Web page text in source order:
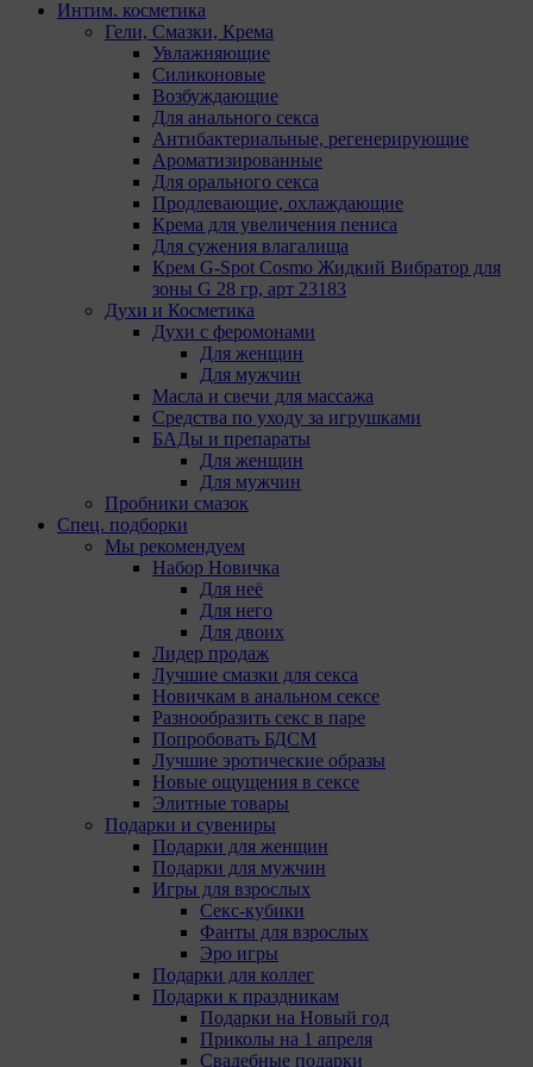
Интим. косметика
Гели, Смазки, Крема
Увлажняющие
Силиконовые
Возбуждающие
Для анального секса
Антибактериальные, регенерирующие
Ароматизированные
Для орального секса
Продлевающие, охлаждающие
Крема для увеличения пениса
Для сужения влагалища
Крем G-Spot Cosmo Жидкий Вибратор для
зоны G 28 гр, арт 23183
Духи и Косметика
Духи с феромонами
Для женщин
Для мужчин
Масла и свечи для массажа
Средства по уходу за игрушками
БАДы и препараты
Для женщин
Для мужчин
Пробники смазок
Спец. подборки
Мы рекомендуем
Набор Новичка
Для неё
Для него
Для двоих
Лидер продаж
Лучшие смазки для секса
Новичкам в анальном сексе
Разнообразить секс в паре
Попробовать БДСМ
Лучшие эротические образы
Новые ощущения в сексе
Элитные товары
Подарки и сувениры
Подарки для женщин
Подарки для мужчин
Игры для взрослых
Секс-кубики
Фанты для взрослых
Эро игры
Подарки для коллег
Подарки к праздникам
Подарки на Новый год
Приколы на 1 апреля
Свадебные подарки
пользователям, которые посещали сайт. Адрес:
ООО «ВК», РФ, 125167, г. Москва,
Ленинградский проспект, д. 39, стр. 79, БЦ
«SkyLight».
Рекламные Cookie
Компании, которым мы поручаем обработку данных
для данной цели:
Яндекса рекламная сеть (Yandex Mobile Ads,
ADFOX) - сервис показа контекстной рекламы.
Адрес: Yandex Europe AG, Werftestrasse 4, CH-
6005 Luzern, Switzerland.
Google Ads - сервис показа контекстной
рекламы, предоставляемый компанией Google
Ireland Ltd, Gordon House Barrow Street Dublin 4,
D04E5W5 Ireland.
Сохранить мои изменения
Сохранить по умолчанию